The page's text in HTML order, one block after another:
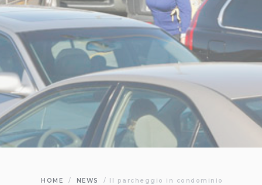
HOME / NEWS / Il parcheggio in condominio